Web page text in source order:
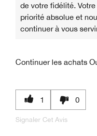
de votre fidélité.
priorité absolue et
continuer à vous
Continuer les achats
1 0
Signaler Cet Avis